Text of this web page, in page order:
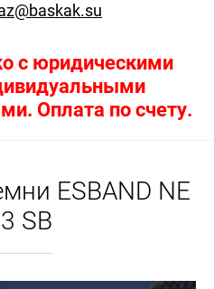
с юридическими
Оплата по счету.
ESBAND NE
SB